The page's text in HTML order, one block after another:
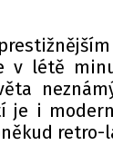
v létě
je i